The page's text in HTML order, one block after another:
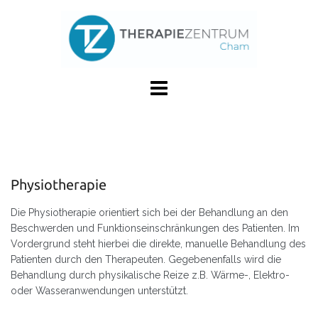
Physiotherapie
Die Physiotherapie orientiert sich bei der Behandlung an den
Beschwerden und Funktionseinschränkungen des Patienten. Im
Vordergrund steht hierbei die direkte, manuelle Behandlung des
Patienten durch den Therapeuten. Gegebenenfalls wird die
Behandlung durch physikalische Reize z.B. Wärme-, Elektro-
oder Wasseranwendungen unterstützt.